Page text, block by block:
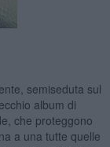
semiseduta sul
album di
che proteggono
a una tutte quelle